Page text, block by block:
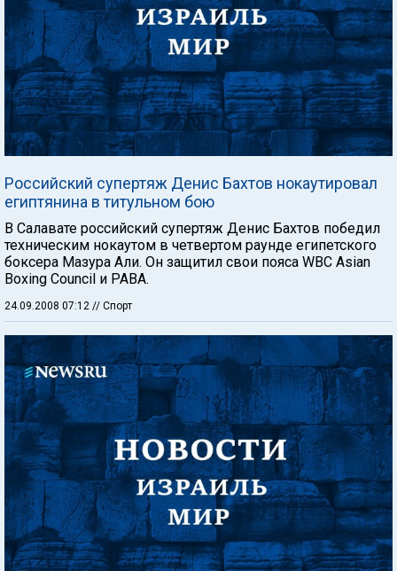
Российский супертяж Денис Бахтов нокаутировал
египтянина в титульном бою
В Салавате российский супертяж Денис Бахтов победил
техническим нокаутом в четвертом раунде египетского
боксера Мазура Али. Он защитил свои пояса WBC Asian
Boxing Council и PABA.
24.09.2008 07:12 // Спорт